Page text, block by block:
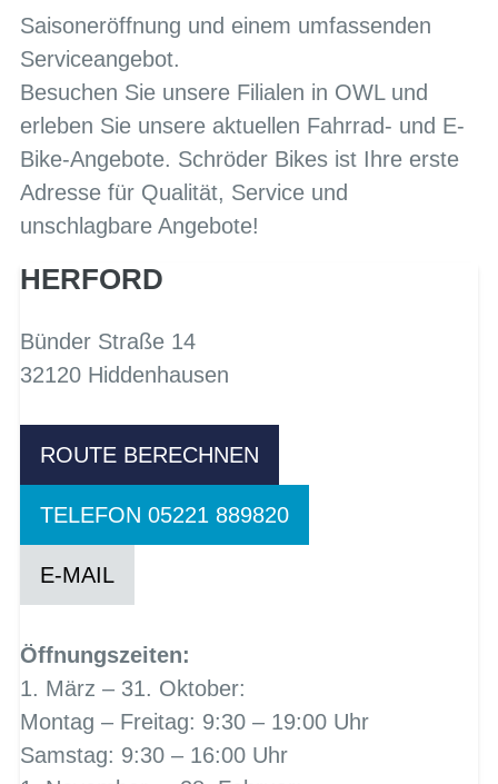
Saisoneröffnung und einem umfassenden
Serviceangebot.
Besuchen Sie unsere Filialen in OWL und
erleben Sie unsere aktuellen Fahrrad- und E-
Bike-Angebote. Schröder Bikes ist Ihre erste
Adresse für Qualität, Service und
unschlagbare Angebote!
HERFORD
Bünder Straße 14
32120 Hiddenhausen
ROUTE BERECHNEN
TELEFON 05221 889820
E-MAIL
Öffnungszeiten:
1. März – 31. Oktober:
Montag – Freitag: 9:30 – 19:00 Uhr
Samstag: 9:30 – 16:00 Uhr